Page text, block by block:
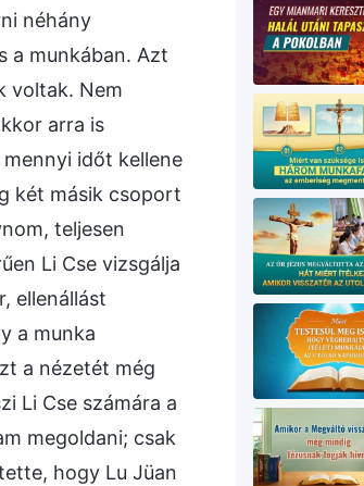
néhány
a munkában. Azt
voltak. Nem
arra is
időt kellene
két másik csoport
teljesen
Li Cse vizsgálja
ellenállást
a munka
a nézetét még
Li Cse számára a
megoldani; csak
hogy Lu Jüan